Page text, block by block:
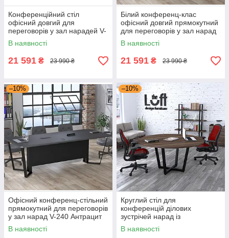
Конференційний стіл
офісний довгий для
переговорів у зал нарадей V-
240 Дуб Крафт Золотий Loft
design
В наявності
21 591 ₴ 23 990 ₴
Білий конференц-клас
офісний довгий прямокутний
для переговорів у зал нарад
V-240 Loft design
В наявності
21 591 ₴ 23 990 ₴
–10%
Офісний конференц-стільний
прямокутний для переговорів
у зал нарад V-240 Антрацит
Loft design
В наявності
–10%
Круглий стіл для
конференцій ділових
зустрічей нарад із
партнерами D-1600 Горіх
Модена Loft design
В наявності